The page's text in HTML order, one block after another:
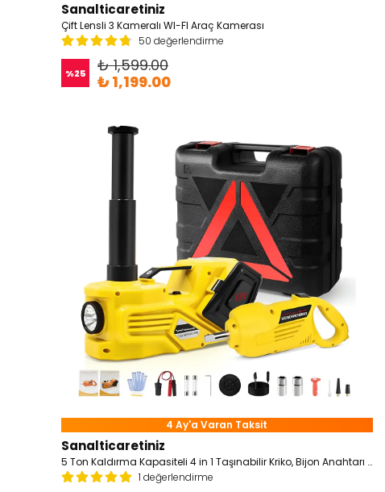
Sanalticaretiniz
Çift Lensli 3 Kameralı WI-FI Araç Kamerası
50 değerlendirme
%25
₺ 1,599.00
₺ 1,199.00
4 Ay'a Varan Taksit
Sanalticaretiniz
5 Ton Kaldırma Kapasiteli 4 in 1 Taşınabilir Kriko, Bijon Anahtarı Hava Pompası Ve Led Işıklı
1 değerlendirme